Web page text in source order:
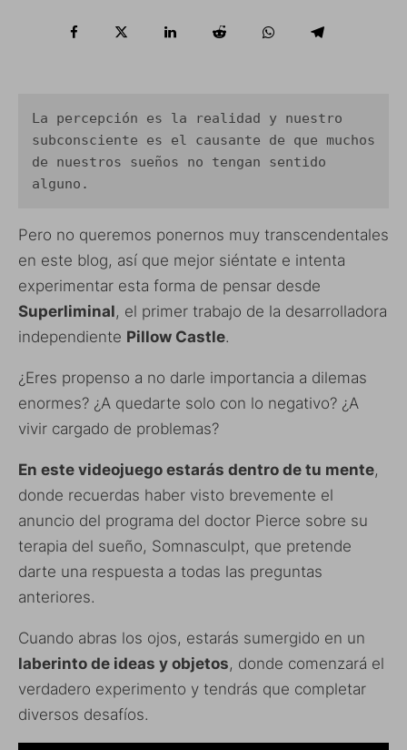
La percepción es la realidad y nuestro
subconsciente es el causante de que muchos
de nuestros sueños no tengan sentido
alguno.
Pero no queremos ponernos muy transcendentales
en este blog, así que mejor siéntate e intenta
experimentar esta forma de pensar desde
Superliminal, el primer trabajo de la desarrolladora
independiente Pillow Castle.
¿Eres propenso a no darle importancia a dilemas
enormes? ¿A quedarte solo con lo negativo? ¿A
vivir cargado de problemas?
En este videojuego estarás dentro de tu mente,
donde recuerdas haber visto brevemente el
anuncio del programa del doctor Pierce sobre su
terapia del sueño, Somnasculpt, que pretende
darte una respuesta a todas las preguntas
anteriores.
Cuando abras los ojos, estarás sumergido en un
laberinto de ideas y objetos, donde comenzará el
verdadero experimento y tendrás que completar
diversos desafíos.